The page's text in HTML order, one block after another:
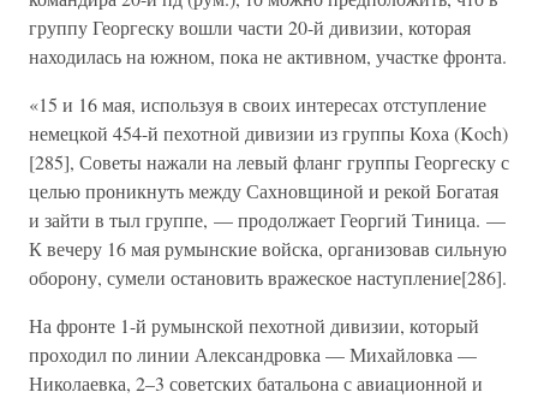
группу Георгеску вошли части 20-й дивизии, которая
находилась на южном, пока не активном, участке фронта.
«15 и 16 мая, используя в своих интересах отступление
немецкой 454-й пехотной дивизии из группы Коха (Koch)
[285], Советы нажали на левый фланг группы Георгеску с
целью проникнуть между Сахновщиной и рекой Богатая
и зайти в тыл группе, — продолжает Георгий Тиница. —
К вечеру 16 мая румынские войска, организовав сильную
оборону, сумели остановить вражеское наступление[286].
На фронте 1-й румынской пехотной дивизии, который
проходил по линии Александровка — Михайловка —
Николаевка, 2–3 советских батальона с авиационной и